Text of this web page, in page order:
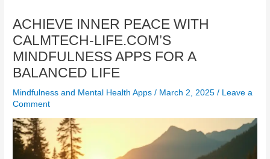
ACHIEVE INNER PEACE WITH
CALMTECH-LIFE.COM’S
MINDFULNESS APPS FOR A
BALANCED LIFE
Mindfulness and Mental Health Apps / March 2, 2025/ Leave a
Comment